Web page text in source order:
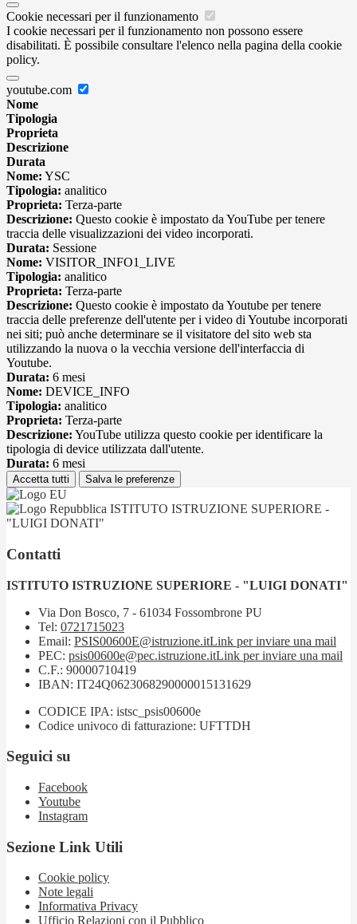
Cookie necessari per il funzionamento
I cookie necessari per il funzionamento non possono essere
disabilitati. È possibile consultare l'elenco nella pagina della cookie
policy.
youtube.com
Nome
Tipologia
Proprieta
Descrizione
Durata
Nome: YSC
Tipologia: analitico
Proprieta: Terza-parte
Descrizione: Questo cookie è impostato da YouTube per tenere
traccia delle visualizzazioni dei video incorporati.
Durata: Sessione
Nome: VISITOR_INFO1_LIVE
Tipologia: analitico
Proprieta: Terza-parte
Descrizione: Questo cookie è impostato da Youtube per tenere
traccia delle preferenze dell'utente per i video di Youtube incorporati
nei siti; può anche determinare se il visitatore del sito web sta
utilizzando la nuova o la vecchia versione dell'interfaccia di
Youtube.
Durata: 6 mesi
Nome: DEVICE_INFO
Tipologia: analitico
Proprieta: Terza-parte
Descrizione: YouTube utilizza questo cookie per identificare la
tipologia di device utilizzata dall'utente.
Durata: 6 mesi
Accetta tutti Salva le preferenze
ISTITUTO ISTRUZIONE SUPERIORE -
"LUIGI DONATI"
Contatti
ISTITUTO ISTRUZIONE SUPERIORE - "LUIGI DONATI"
Via Don Bosco, 7 - 61034 Fossombrone PU
Tel: 0721715023
Email: PSIS00600E@istruzione.itLink per inviare una mail
PEC: psis00600e@pec.istruzione.itLink per inviare una mail
C.F.: 90000710419
IBAN: IT24Q0623068290000015131629
CODICE IPA: istsc_psis00600e
Codice univoco di fatturazione: UFTTDH
Seguici su
Facebook
Youtube
Instagram
Sezione Link Utili
Cookie policy
Note legali
Informativa Privacy
Ufficio Relazioni con il Pubblico